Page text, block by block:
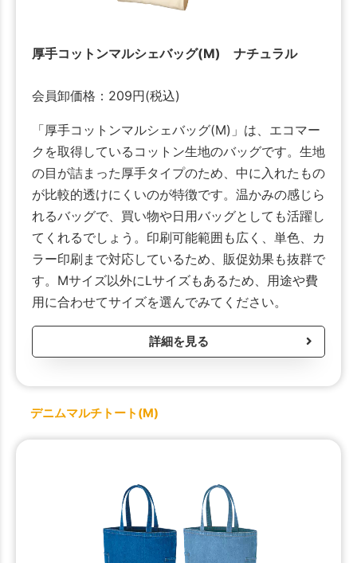
厚手コットンマルシェバッグ(M) ナチュラル
会員卸価格： 209円(税込)
「厚手コットンマルシェバッグ(M)」は、エコマー
クを取得しているコットン生地のバッグです。生地
の目が詰まった厚手タイプのため、中に入れたもの
が比較的透けにくいのが特徴です。温かみの感じら
れるバッグで、買い物や日用バッグとしても活躍し
てくれるでしょう。印刷可能範囲も広く、単色、カ
ラー印刷まで対応しているため、販促効果も抜群で
す。Mサイズ以外にLサイズもあるため、用途や費
用に合わせてサイズを選んでみてください。
詳細を見る
デニムマルチトート(M)